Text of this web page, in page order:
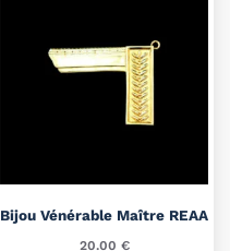
Bijou Vénérable Maître REAA
20.00 €